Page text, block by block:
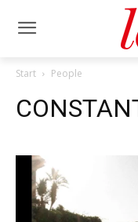
Start People